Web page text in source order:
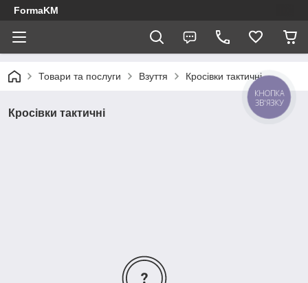
FormaKM
Товари та послуги Взуття Кросівки тактичні
Кросівки тактичні
КНОПКА
ЗВ'ЯЗКУ